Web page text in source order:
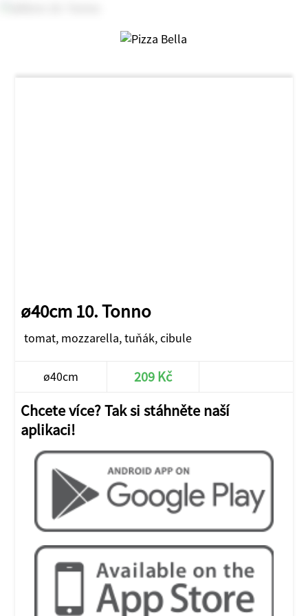
ø40cm 10. Tonno
tomat, mozzarella, tuňák, cibule
ø40cm 209 Kč
Chcete více? Tak si stáhněte naší
aplikaci!